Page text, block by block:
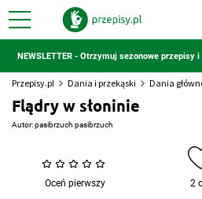
NEWSLETTER - Otrzymuj sezonowe przepisy i
Przepisy.pl Dania i przekąski Dania
Flądry w słoninie
Autor:pasibrzuch pasibrzuch
Oceń pierwszy 2